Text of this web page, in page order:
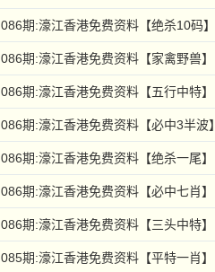
086期:濠江香港免费资料【绝杀10码】
086期:濠江香港免费资料【家禽野兽】
086期:濠江香港免费资料【五行中特】
086期:濠江香港免费资料【必中3半波】
086期:濠江香港免费资料【绝杀一尾】
086期:濠江香港免费资料【必中七肖】
086期:濠江香港免费资料【三头中特】
085期:濠江香港免费资料【平特一肖】